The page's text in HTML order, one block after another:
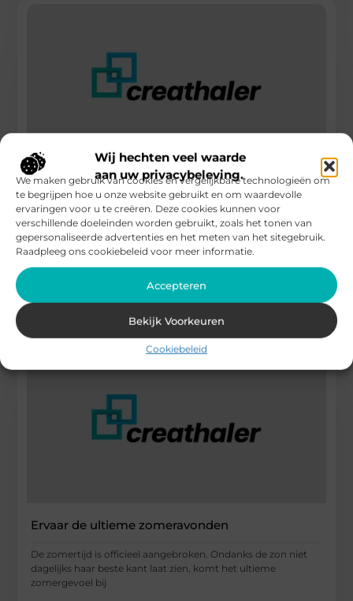
Wij hechten veel waarde
aan uw privacybeleving.
We maken gebruik van cookies en vergelijkbare technologieën om
te begrijpen hoe u onze website gebruikt en om waardevolle
ervaringen voor u te creëren. Deze cookies kunnen voor
verschillende doeleinden worden gebruikt, zoals het tonen van
gepersonaliseerde advertenties en het meten van het sitegebruik.
Raadpleeg ons cookiebeleid voor meer informatie.
Accepteren
Bekijk Voorkeuren
Cookiebeleid
Beschik over uw ideale website door een
prettige samenwerking
De afgelopen jaren, met in het bijzonder de jaren waarin
Covid centraal stond, is de online wereld belangrijker dan
ooit.
Ervaar de ultieme zomeravonden
De zomertijd is officieel aangebroken. Ondanks de zon niet
dagelijks haar beste kant laat zien, komt het ultieme
zomergevoel bij